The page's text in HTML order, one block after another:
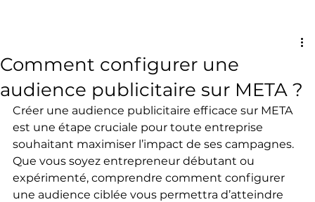
Comment configurer une
audience publicitaire sur META ?
Créer une audience publicitaire efficace sur META
est une étape cruciale pour toute entreprise
souhaitant maximiser l’impact de ses campagnes.
Que vous soyez entrepreneur débutant ou
expérimenté, comprendre comment configurer
une audience ciblée vous permettra d’atteindre